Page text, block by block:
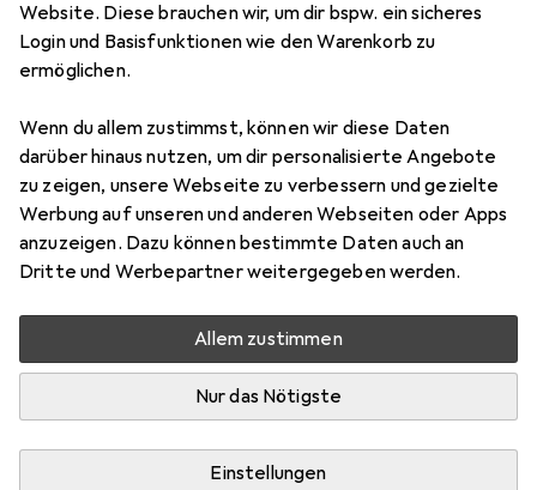
Website. Diese brauchen wir, um dir bspw. ein sicheres
Login und Basisfunktionen wie den Warenkorb zu
ermöglichen.
Wenn du allem zustimmst, können wir diese Daten
darüber hinaus nutzen, um dir personalisierte Angebote
zu zeigen, unsere Webseite zu verbessern und gezielte
Werbung auf unseren und anderen Webseiten oder Apps
anzuzeigen. Dazu können bestimmte Daten auch an
Dritte und Werbepartner weitergegeben werden.
Allem zustimmen
Nur das Nötigste
Einstellungen
EUR
24,73
TFAWeatherHub T/H Display Sender
Bewertung für TFA WeatherHub T/H
Display Sender
0
hat dieses Produkt gekauft
Messen Temperatur ok und wird in der App auch